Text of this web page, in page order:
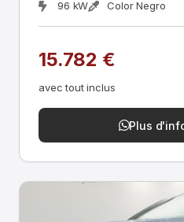
96 kW
Color Negro
15.782 €
avec tout inclus
Plus